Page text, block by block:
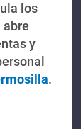
los
y
.